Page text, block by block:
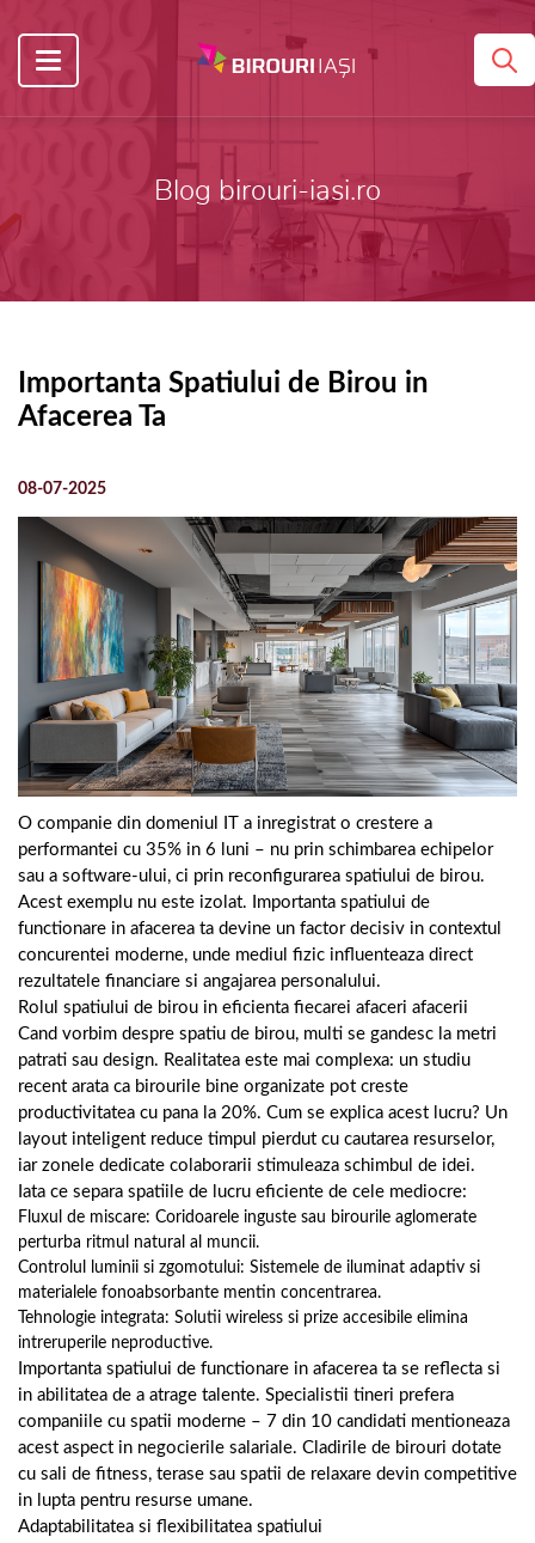
Blog birouri-iasi.ro
Importanta Spatiului de Birou in
Afacerea Ta
08-07-2025
O companie din domeniul IT a inregistrat o crestere a
performantei cu 35% in 6 luni – nu prin schimbarea echipelor
sau a software-ului, ci prin reconfigurarea spatiului de birou.
Acest exemplu nu este izolat. Importanta spatiului de
functionare in afacerea ta devine un factor decisiv in contextul
concurentei moderne, unde mediul fizic influenteaza direct
rezultatele financiare si angajarea personalului.
Rolul spatiului de birou in eficienta fiecarei afaceri afacerii
Cand vorbim despre spatiu de birou, multi se gandesc la metri
patrati sau design. Realitatea este mai complexa: un studiu
recent arata ca birourile bine organizate pot creste
productivitatea cu pana la 20%. Cum se explica acest lucru? Un
layout inteligent reduce timpul pierdut cu cautarea resurselor,
iar zonele dedicate colaborarii stimuleaza schimbul de idei.
Iata ce separa spatiile de lucru eficiente de cele mediocre:
Fluxul de miscare: Coridoarele inguste sau birourile aglomerate
perturba ritmul natural al muncii.
Controlul luminii si zgomotului: Sistemele de iluminat adaptiv si
materialele fonoabsorbante mentin concentrarea.
Tehnologie integrata: Solutii wireless si prize accesibile elimina
intreruperile neproductive.
Importanta spatiului de functionare in afacerea ta se reflecta si
in abilitatea de a atrage talente. Specialistii tineri prefera
companiile cu spatii moderne – 7 din 10 candidati mentioneaza
acest aspect in negocierile salariale. Cladirile de birouri dotate
cu sali de fitness, terase sau spatii de relaxare devin competitive
in lupta pentru resurse umane.
Adaptabilitatea si flexibilitatea spatiului